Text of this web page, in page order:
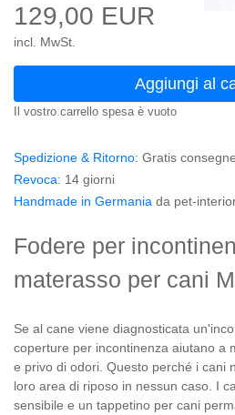
129,00 EUR
incl. MwSt.
Aggiungi al
Il vostro carrello spesa è vuoto
Spedizione & Ritorno: Gratis
Revoca: 14 giorni
Handmade in Germania da pet-
Fodere per
materasso per cani
Se al cane viene diagnosticata
coperture per incontinenza aiutano a
e privo di odori. Questo perché i cani
loro area di riposo in nessun caso. I
sensibile e un tappetino per cani